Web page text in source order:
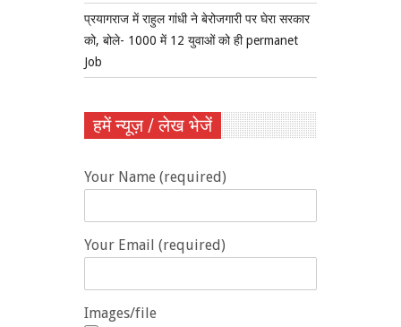
प्रयागराज में राहुल गांधी ने बेरोजगारी पर घेरा सरकार
को, बोले- 1000 में 12 युवाओं को ही permanet
Job
हमें न्यूज़ / लेख भेजें
Your Name (required)
Your Email (required)
Images/file